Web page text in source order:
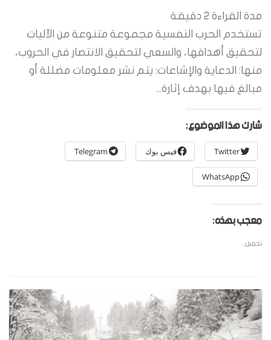
مدة القراءة 2 دقيقة
تستخدم الحرب النفسية مجموعة متنوعة من الآليات
لتحقيق أهدافها، والسعي لتحقيق الانتصار في الحروب،
منها: الدعاية والإشاعات: يتم نشر معلومات مضللة أو
مبالغ فيها بهدف إثارة...
شارك هذا الموضوع:
Twitter فيس بوك Telegram
WhatsApp
معجب بهذه:
تحميل...